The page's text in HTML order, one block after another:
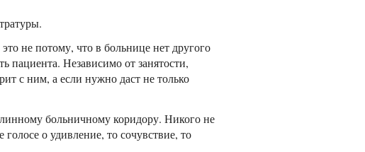
не потому, что в больнице нет другого
пациента. Независимо от занятости,
с ним, а если нужно даст не только
больничному коридору. Никого не
о удивление, то сочувствие, то